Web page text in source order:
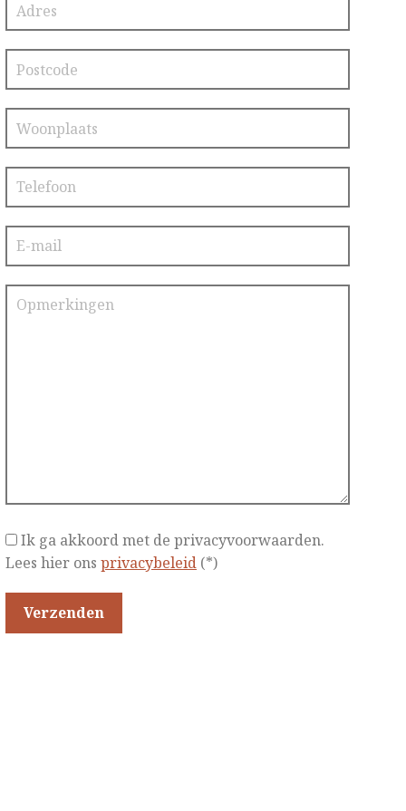
Ik ga akkoord met de privacyvoorwaarden.
Lees hier ons privacybeleid (*)